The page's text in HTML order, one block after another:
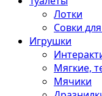
Лотки
Совки
Игрушки
Мягкие,
Мячики